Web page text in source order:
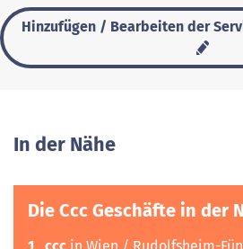
Hinzufügen / Bearbeiten der
In der Nähe
Die Ccc Geschäfte in der